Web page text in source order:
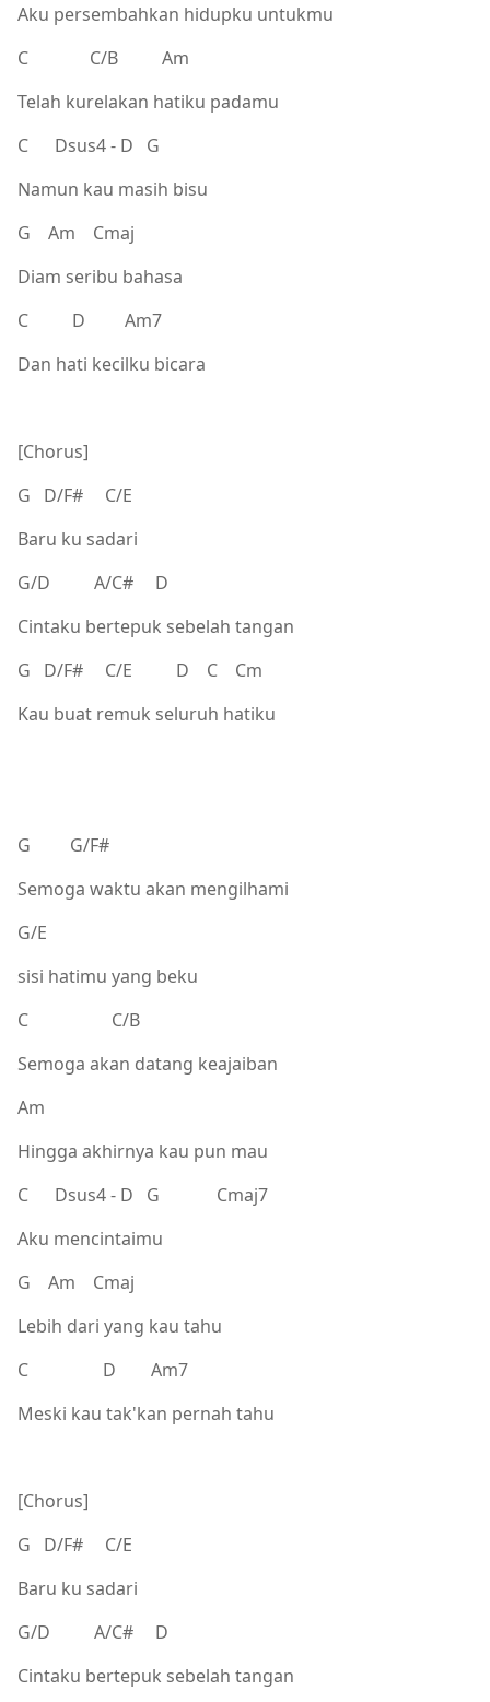
Aku persembahkan hidupku untukmu
C C/B Am
Telah kurelakan hatiku padamu
C Dsus4 - D G
Namun kau masih bisu
G Am Cmaj
Diam seribu bahasa
C D Am7
Dan hati kecilku bicara
[Chorus]
G D/F# C/E
Baru ku sadari
G/D A/C# D
Cintaku bertepuk sebelah tangan
G D/F# C/E D C Cm
Kau buat remuk seluruh hatiku
G G/F#
Semoga waktu akan mengilhami
G/E
sisi hatimu yang beku
C C/B
Semoga akan datang keajaiban
Am
Hingga akhirnya kau pun mau
C Dsus4 - D G Cmaj7
Aku mencintaimu
G Am Cmaj
Lebih dari yang kau tahu
C D Am7
Meski kau tak'kan pernah tahu
[Chorus]
G D/F# C/E
Baru ku sadari
G/D A/C# D
Cintaku bertepuk sebelah tangan